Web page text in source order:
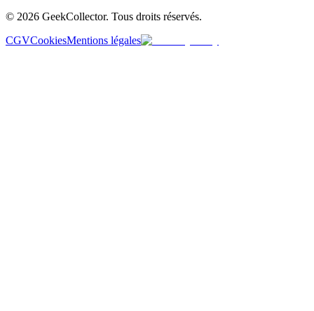
© 2026 GeekCollector. Tous droits réservés.
CGVCookiesMentions légales